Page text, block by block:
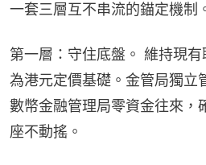
一套三層互不串流的錨定機制
第一層：守住底盤。 維持現
為港元定價基礎。金管局獨立
數幣金融管理局零資金往來，
座不動搖。